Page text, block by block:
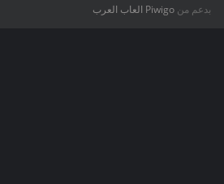
بدعم من Piwigo العاب العرب